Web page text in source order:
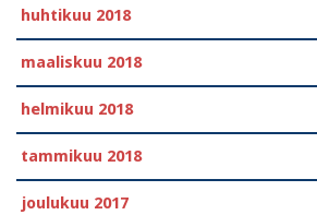
huhtikuu 2018
maaliskuu 2018
helmikuu 2018
tammikuu 2018
joulukuu 2017